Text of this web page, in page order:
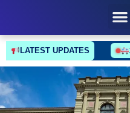
LATEST UPDATES 24/